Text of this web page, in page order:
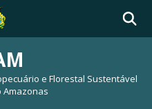
e Florestal Sustentável
Amazonas